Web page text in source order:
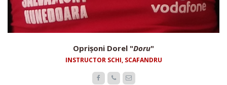
Oprișoni Dorel "Doru"
INSTRUCTOR SCHI, SCAFANDRU
  